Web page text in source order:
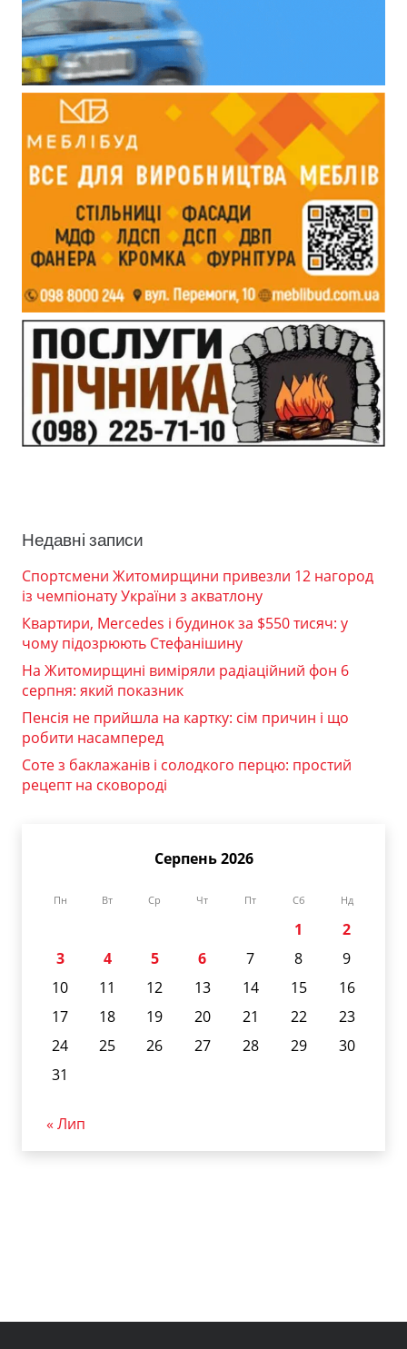
Недавні записи
Спортсмени Житомирщини привезли 12 нагород
із чемпіонату України з акватлону
Квартири, Mercedes і будинок за $550 тисяч: у
чому підозрюють Стефанішину
На Житомирщині виміряли радіаційний фон 6
серпня: який показник
Пенсія не прийшла на картку: сім причин і що
робити насамперед
Соте з баклажанів і солодкого перцю: простий
рецепт на сковороді
Серпень 2026
Пн Вт Ср Чт Пт Сб Нд
1
2
3
4 5 6 7 8
9
10
11 12 13 14 15
16
17
18 19 20 21 22
23
24
25 26 27 28 29
30
31
« Лип